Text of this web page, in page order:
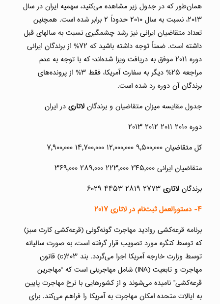
همان‌طور که در جدول زیر مشاهده می‌کنید، سهمیه ایران در سال
۲۰۱۳، نسبت به سال ۲۰۱۰ حدوداً ۲ برابر شده است. همچنین
تعداد متقاضیان ایرانی نیز رشد چشمگیری نسبت به سالهای قبل
داشته است. ضمناً توجه داشته باشید که ۷۲% از برندگان ایرانی
دوره ۲۰۱۱ موفق به دریافت ویزا شده‌اند؛ که با توجه به عدم
مراجعه ۲۵% دیگر به سفارت آمریکا، فقط ۳% از پرونده‌های
برندگان آن دوره رد شده است.
جدول مقایسه میزان متقاضیان و برندگان لاتاریدر ایران
دوره ۲۰۱۰ ۲۰۱۱ ۲۰۱۲ ۲۰۱۳
کل متقاضیان ۹٫۵۰۰٫۰۰۰ ۱۲٫۰۰۰٫۰۰۰ ۱۴٫۷۰۰٫۰۰۰ ۷٫۹۰۰٫۰۰۰
متقاضیان ایرانی ۲۴۵٫۰۰۰ ۲۲۳٫۰۰۰ ۲۸۹٫۰۰۰ ۳۶۹٫۰۰۰
برندگان لاتاری۲۷۷۳ ۲۸۱۹ ۴۴۵۳ ۶۰۲۹
۴- دستورالعمل ثبت‌نام در لاتاری ۲۰۱۷
برنامه قرعه‌کشی روادید مهاجرت گونه‌گونی (قرعه‌کشی کارت سبز)
که توسط کنگره مورد تصویب قرار گرفته است، به صورت سالیانه
توسط وزارت خارجه آمریکا اجرا می‌گردد. بند ٢٠٣(c) قانون
مهاجرت و تابعیت (INA) شامل مهاجرینی است که “مهاجرین
قرعه‌کشی” نامیده می‌شوند و از کشورهایی با نرخ مهاجرت پایین
به ایالات متحده امکان مهاجرت به آمریکا را فراهم می‌کند. برای